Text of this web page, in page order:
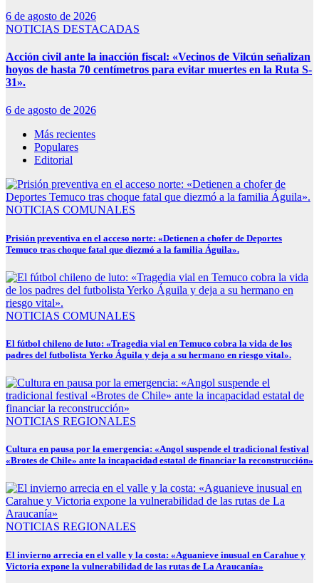
6 de agosto de 2026
NOTICIAS DESTACADAS
Acción civil ante la inacción fiscal: «Vecinos de Vilcún señalizan
hoyos de hasta 70 centímetros para evitar muertes en la Ruta S-
31».
6 de agosto de 2026
Más recientes
Populares
Editorial
NOTICIAS COMUNALES
Prisión preventiva en el acceso norte: «Detienen a chofer de Deportes
Temuco tras choque fatal que diezmó a la familia Águila».
NOTICIAS COMUNALES
El fútbol chileno de luto: «Tragedia vial en Temuco cobra la vida de los
padres del futbolista Yerko Águila y deja a su hermano en riesgo vital».
NOTICIAS REGIONALES
Cultura en pausa por la emergencia: «Angol suspende el tradicional festival
«Brotes de Chile» ante la incapacidad estatal de financiar la reconstrucción»
NOTICIAS REGIONALES
El invierno arrecia en el valle y la costa: «Aguanieve inusual en Carahue y
Victoria expone la vulnerabilidad de las rutas de La Araucanía»